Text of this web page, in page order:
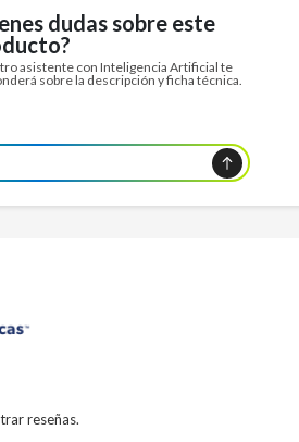
dudas sobre este
asistente con Inteligencia Artificial te
sobre la descripción y ficha técnica.